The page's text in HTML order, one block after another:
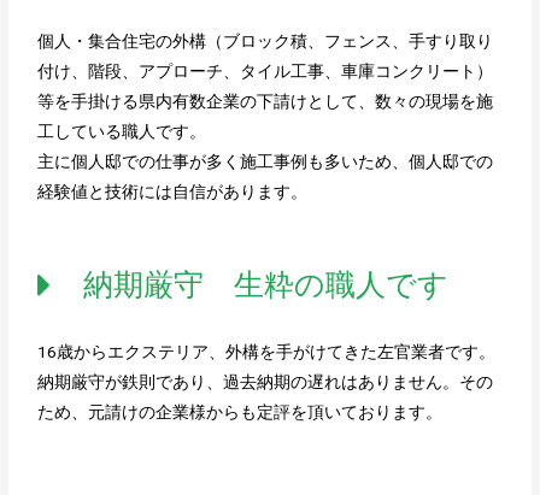
個人・集合住宅の外構（ブロック積、フェンス、手すり取り
付け、階段、アプローチ、タイル工事、車庫コンクリート）
等を手掛ける県内有数企業の下請けとして、数々の現場を施
工している職人です。
主に個人邸での仕事が多く施工事例も多いため、個人邸での
経験値と技術には自信があります。
納期厳守 生粋の職人です
16歳からエクステリア、外構を手がけてきた左官業者です。
納期厳守が鉄則であり、過去納期の遅れはありません。その
ため、元請けの企業様からも定評を頂いております。